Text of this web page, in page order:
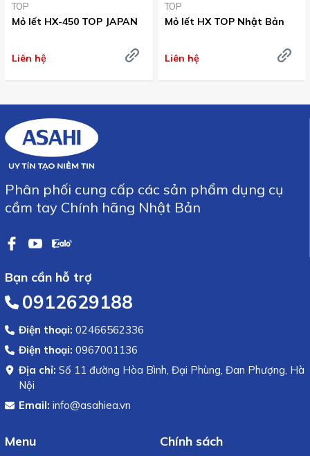
TOP
Mỏ lết HX-450 TOP JAPAN
Liên hệ
TOP
Mỏ lết HX TOP Nhật Bản
Liên hệ
Phân phối cung cấp các sản phẩm dụng cụ
cầm tay Chính hãng Nhật Bản
Bạn cần hỗ trợ
0912629188
Điện thoại: 02466562336
Điện thoại: 0967001136
Địa chỉ: Số 11 đường Hòa Bình, Đại Phùng, Đan Phượng, Hà
Nội
Email: info@asahiea.vn
Menu Chính sách